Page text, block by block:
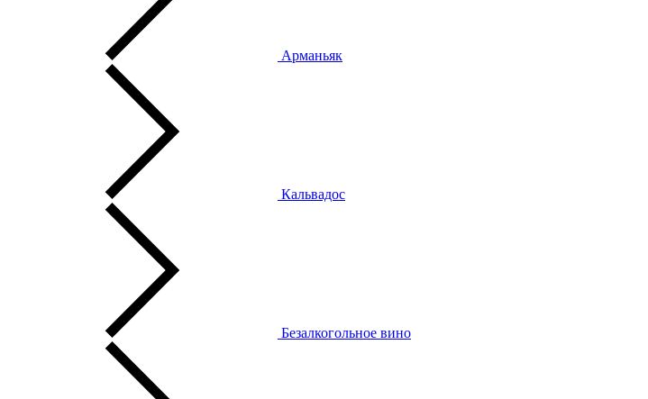
Арманьяк
Кальвадос
Безалкогольное вино